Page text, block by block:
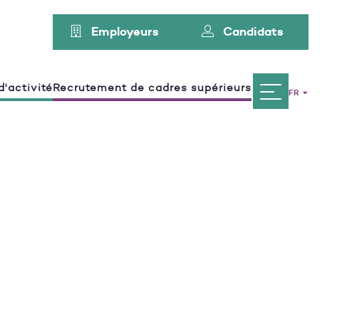
Employeurs Candidats
Recrutement de cadres supérieurs FR